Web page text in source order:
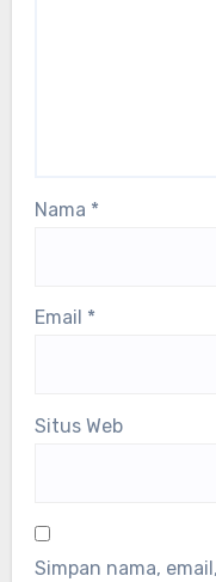
Nama *
Email *
Situs Web
Simpan nama,